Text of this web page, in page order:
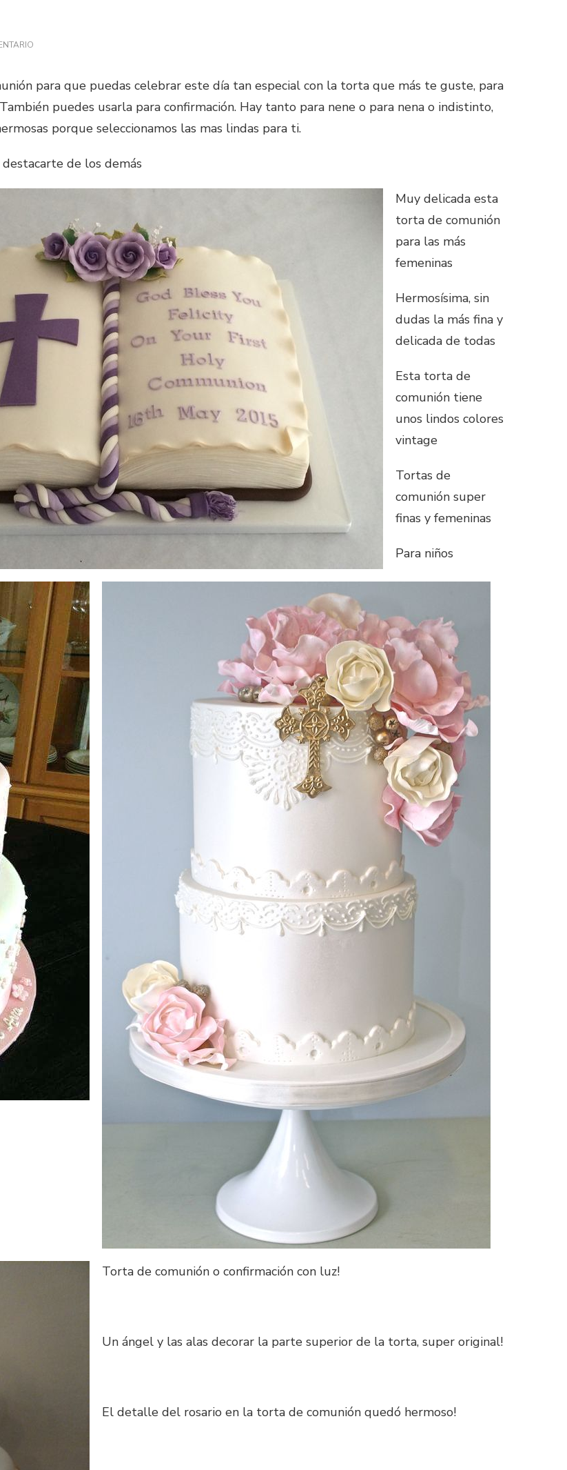
TORTAS
DE
COMUNIÓN
PARA
INSPIRARSE
para que puedas celebrar este día tan especial con la torta que más te guste, para
puedes usarla para confirmación. Hay tanto para nene o para nena o indistinto,
porque seleccionamos las mas lindas para ti.
de los demás
Muy delicada esta
torta de comunión
para las más
femeninas
Hermosísima, sin
dudas la más fina y
delicada de todas
Esta torta de
comunión tiene
unos lindos colores
vintage
Tortas de
comunión super
finas y femeninas
Para niños
Torta de comunión o confirmación con luz!
Un ángel y las alas decorar la parte superior de la torta, super original!
El detalle del rosario en la torta de comunión quedó hermoso!